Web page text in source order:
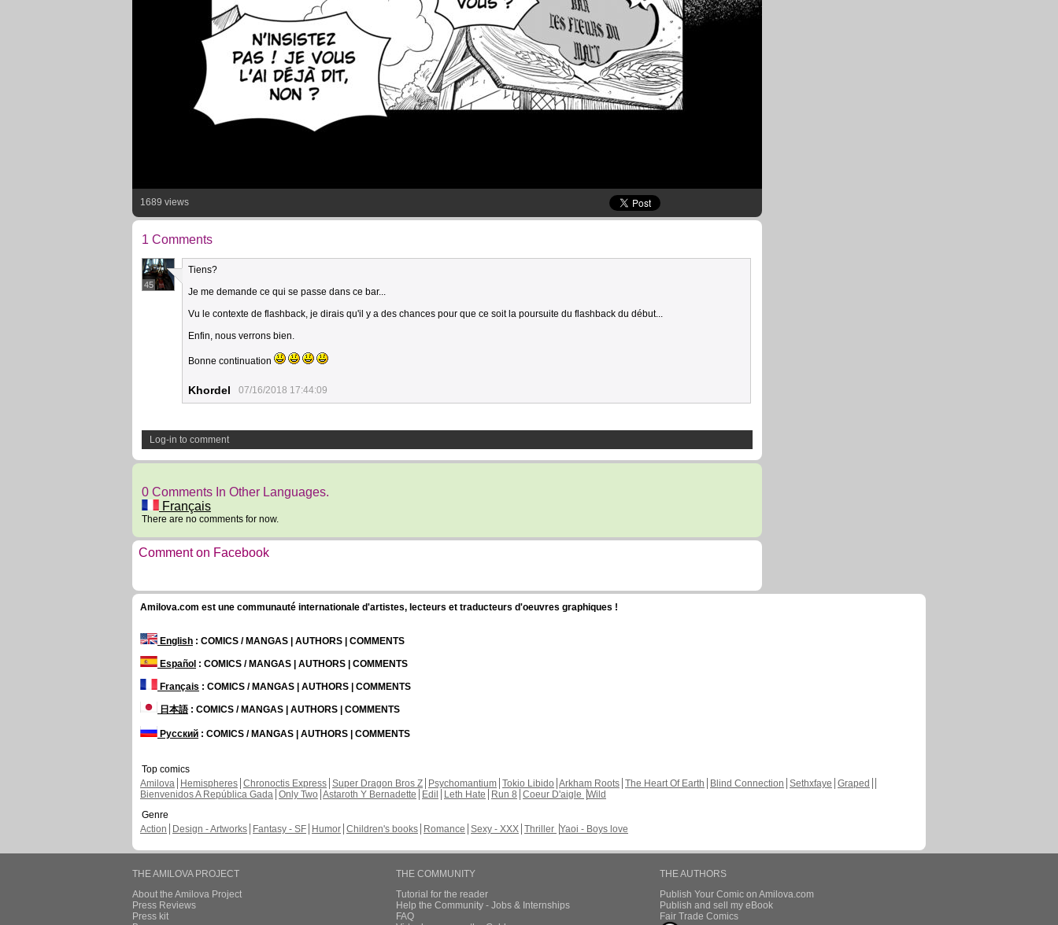
1689 views
1 Comments
45
Tiens?
Je me demande ce qui se passe dans ce bar...
Vu le contexte de flashback, je dirais qu'il y a des chances pour que ce soit la poursuite du flashback du début...
Enfin, nous verrons bien.
Bonne continuation
Khordel 07/16/2018 17:44:09
Log-in to comment
0 Comments In Other Languages.
Français
There are no comments for now.
Comment on Facebook
Amilova.com est une communauté internationale d'artistes, lecteurs et traducteurs d'oeuvres graphiques !
English : COMICS / MANGAS | AUTHORS | COMMENTS
Español : COMICS / MANGAS | AUTHORS | COMMENTS
Français : COMICS / MANGAS | AUTHORS | COMMENTS
日本語: COMICS / MANGAS | AUTHORS | COMMENTS
Русский : COMICS / MANGAS | AUTHORS | COMMENTS
Top comics
Amilova
Hemispheres Chronoctis Express Super Dragon Bros Z Psychomantium Tokio Libido Arkham Roots The Heart Of Earth Blind Connection Sethxfaye Graped
Bienvenidos A República Gada Only Two Astaroth Y Bernadette Edil Leth Hate Run 8 Coeur D'aigle Wild
Genre
Action
Design - Artworks Fantasy - SF Humor Children's books Romance Sexy - XXX Thriller Yaoi - Boys love
THE AMILOVA PROJECT
About the Amilova Project
Press Reviews
Press kit
THE COMMUNITY
Tutorial for the reader
Help the Community - Jobs & Internships
FAQ
THE AUTHORS
Publish Your Comic on Amilova.com
Publish and sell my eBook
Fair Trade Comics